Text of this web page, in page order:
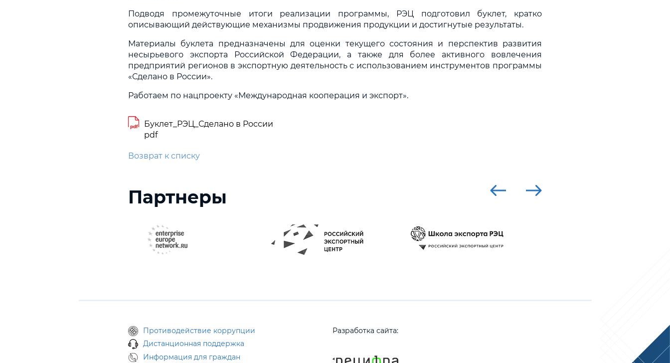
Подводя промежуточные итоги реализации программы, РЭЦ подготовил буклет, кратко
описывающий действующие механизмы продвижения продукции и достигнутые результаты.
Материалы буклета предназначены для оценки текущего состояния и перспектив развития
несырьевого экспорта Российской Федерации, а также для более активного вовлечения
предприятий регионов в экспортную деятельность с использованием инструментов программы
«Сделано в России».
Работаем по нацпроекту «Международная кооперация и экспорт».
pdf
Буклет_РЭЦ_Сделано в России
pdf
Возврат к списку
Партнеры
Противодействие коррупции
Дистанционная поддержка
Информация для граждан
Разработка сайта: